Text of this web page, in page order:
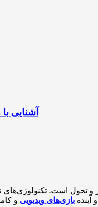
آشنایی
و تحول است.
آینده بازی‌های ویدیویی